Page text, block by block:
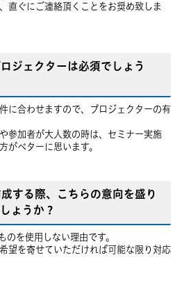
直ぐにご連絡頂くことをお奨め致しま
ジェクターは必須でしょう
に合わせますので、プロジェクターの有
参加者が大人数の時は、セミナー実施
がベターに思います。
する際、こちらの意向を盛り
ょうか？
のを使用しない理由です。
望を寄せていただければ可能な限り対応